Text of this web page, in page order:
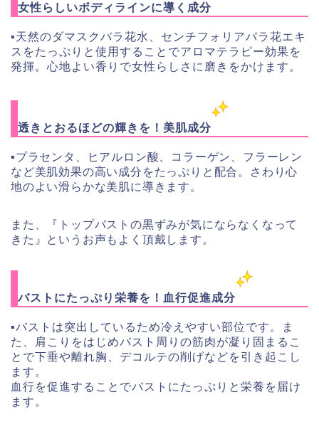
女性らしいボディラインに導く成分
▪︎天然のダマスクバラ花水、 センチフォリアバラ花エキ
スをたっぷりと使用することでアロマテラピー効果を
発揮。心地よい香りで女性らしさに磨きをかけます。
透きとおるほどの輝きを！美肌成分
▪︎プラセンタ、 ヒアルロン酸、 コラーゲン、 フラーレン
など美肌効果の高い成分をたっぷりと配合。さわり心
地のよい滑らかな美肌に導きます。
また、『トップバストの黒ずみが気にならなくなって
きた』というお声もよく頂戴します。
バストにたっぷり栄養を！血行促進成分
▪︎バストは突出しているため冷えやすい部位です。ま
た、肩こりをはじめバスト周りの筋肉が凝り固まるこ
とで下垂や離れ胸、デコルテの削げなどを引き起こし
ます。
血行を促進することでバストにたっぷりと栄養を届け
ます。